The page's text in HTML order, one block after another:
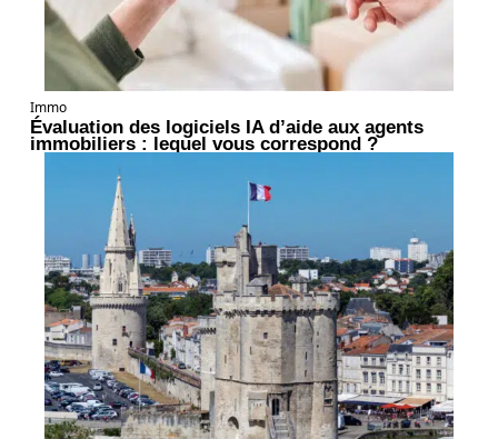
Immo
Évaluation des logiciels IA d’aide aux agents
immobiliers : lequel vous correspond ?